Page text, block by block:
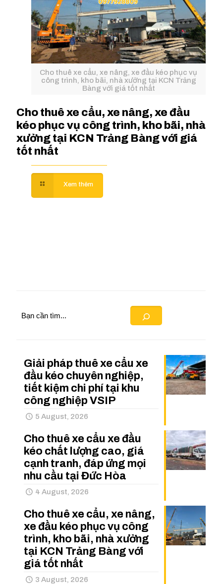
Cho thuê xe cẩu, xe nâng, xe đầu kéo phục vụ
công trình, kho bãi, nhà xưởng tại KCN Trảng
Bàng với giá tốt nhất
Cho thuê xe cẩu, xe nâng, xe đầu
kéo phục vụ công trình, kho bãi, nhà
xưởng tại KCN Trảng Bàng với giá
tốt nhất
Search
Giải pháp thuê xe cẩu xe
đầu kéo chuyên nghiệp,
tiết kiệm chi phí tại khu
công nghiệp VSIP
5 August, 2026
Cho thuê xe cẩu xe đầu
kéo chất lượng cao, giá
cạnh tranh, đáp ứng mọi
nhu cầu tại Đức Hòa
4 August, 2026
Cho thuê xe cẩu, xe nâng,
xe đầu kéo phục vụ công
trình, kho bãi, nhà xưởng
tại KCN Trảng Bàng với
giá tốt nhất
3 August, 2026